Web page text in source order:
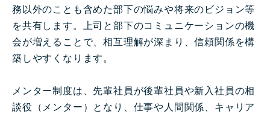
務以外のことも含めた部下の悩みや将来のビジョン等
を共有します。上司と部下のコミュニケーションの機
会が増えることで、相互理解が深まり、信頼関係を構
築しやすくなります。
メンター制度は、先輩社員が後輩社員や新入社員の相
談役（メンター）となり、仕事や人間関係、キャリア